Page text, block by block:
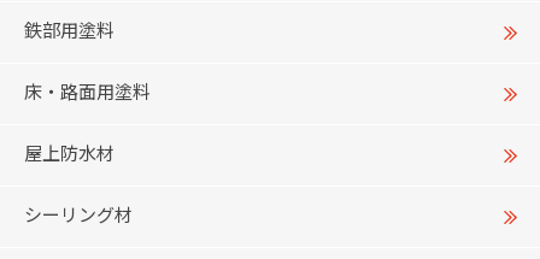
鉄部用塗料
床・路面用塗料
屋上防水材
シーリング材